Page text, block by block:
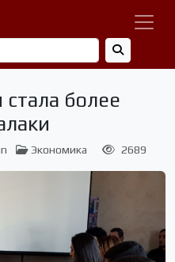
более
Экономика 2689